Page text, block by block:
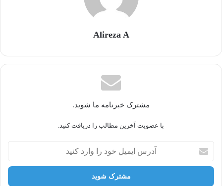
Alireza A
مشترک خبرنامه ما شوید.
با عضویت آخرین مطالب را دریافت کنید.
ر